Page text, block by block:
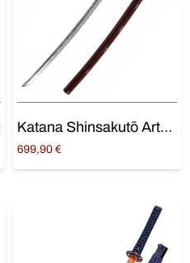
Katana Shinsakutō Artkatana
699,90 €
Ajouter au panier